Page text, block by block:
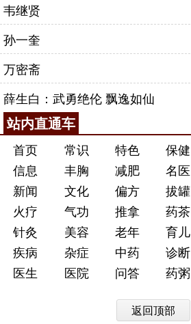
韦继贤
孙一奎
万密斋
薛生白：武勇绝伦 飘逸如仙
站内直通车
首页 常识 特色 保健
信息
丰胸 减肥 名医
新闻
文化 偏方 拔罐
火疗
气功 推拿 药茶
针灸
美容 老年 育儿
疾病
杂症 中药 诊断
医生
医院 问答 药粥
返回顶部